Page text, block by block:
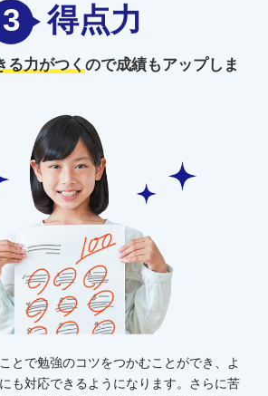
3 得点力
る力がつくので成績もアップしま
とで勉強のコツをつかむことができ、よ
も対応できるようになります。さらに苦